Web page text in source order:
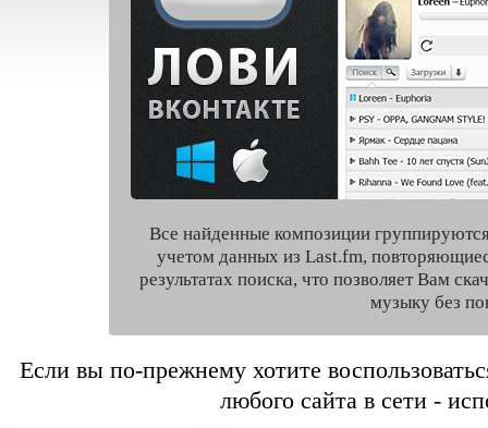
Все найденные композиции
учетом данных из Last.fm,
результатах поиска, что позволяет Вам
музыку без
Если вы по-прежнему хотите
любого сайта в сети -